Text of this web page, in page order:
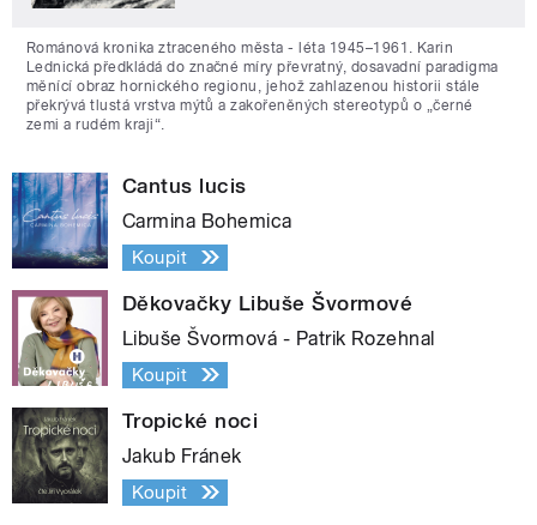
Románová kronika ztraceného města - léta 1945–1961. Karin
Lednická předkládá do značné míry převratný, dosavadní paradigma
měnící obraz hornického regionu, jehož zahlazenou historii stále
překrývá tlustá vrstva mýtů a zakořeněných stereotypů o „černé
zemi a rudém kraji“.
Cantus lucis
Carmina Bohemica
Koupit
Děkovačky Libuše Švormové
Libuše Švormová - Patrik Rozehnal
Koupit
Tropické noci
Jakub Fránek
Koupit